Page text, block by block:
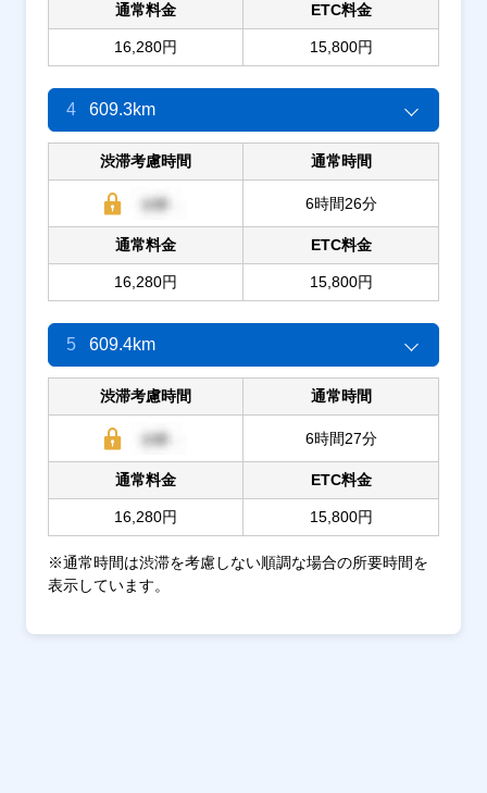
通常料金
16,280円
ETC料金
15,800円
4 609.3km
渋滞考慮時間 通常時間
6時間26分
通常料金
16,280円
ETC料金
15,800円
5 609.4km
渋滞考慮時間 通常時間
6時間27分
通常料金
16,280円
ETC料金
15,800円
※通常時間は渋滞を考慮しない順調な場合の所要時間を
表示しています。